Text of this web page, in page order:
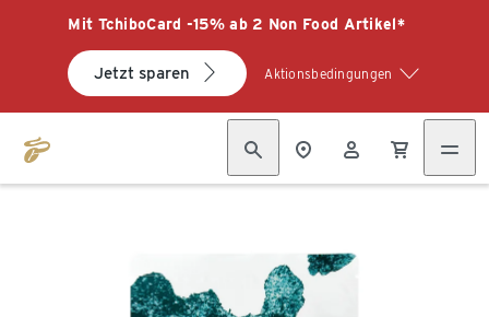
Mit TchiboCard -15% ab 2 Non Food Artikel*
Jetzt sparen Aktionsbedingungen